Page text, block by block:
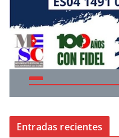
Entradas recientes